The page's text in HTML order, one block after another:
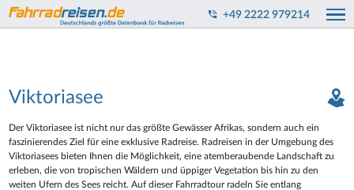
+49 2222 979214
Viktoriasee
Der Viktoriasee ist nicht nur das größte Gewässer Afrikas, sondern auch ein
faszinierendes Ziel für eine exklusive Radreise. Radreisen in der Umgebung des
Viktoriasees bieten Ihnen die Möglichkeit, eine atemberaubende Landschaft zu
erleben, die von tropischen Wäldern und üppiger Vegetation bis hin zu den
weiten Ufern des Sees reicht. Auf dieser Fahrradtour radeln Sie entlang